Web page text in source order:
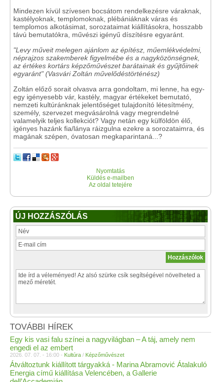
Mindezen kívül szívesen bocsátom rendelkezésre váraknak,
kastélyoknak, templomoknak, plébániáknak váras és
templomos alkotásimat, sorozataimat kiállításokra, hosszabb
távú bemutatókra, művészi igényű díszítésre egyaránt.
"Levy műveit melegen ajánlom az építész, műemlékvédelmi,
néprajzos szakemberek figyelmébe és a nagyközönségnek,
az értékes kortárs képzőművészet barátainak és gyűjtőinek
egyaránt"(Vasvári Zoltán művelődéstörténész)
Zoltán előző sorait olvasva arra gondoltam, mi lenne, ha egy-
egy igényesebb vár, kastély, magyar értékeket bemutató,
nemzeti kultúránknak jelentőséget tulajdonító létesítmény,
személy, szervezet megvásárolná vagy megrendelné
valamelyik teljes kollekciót? Vagy netán egy külföldön élő,
igényes hazánk fia/lánya ráizgulna ezekre a sorozataimra, és
magának szépen, óvatosan megkaparintaná...?
Nyomtatás
Küldés e-mailben
Az oldal tetejére
ÚJ HOZZÁSZÓLÁS
TOVÁBBI HÍREK
Egy kis vasi falu színei a nagyvilágban – A táj, amely nem
engedi el az embert
2026. 07. 07. - 16:00 - Kultúra / Képzőművészet
Átváltoztunk kiállított tárgyakká - Marina Abramović Átalakuló
Energia című kiállítása Velencében, a Gallerie